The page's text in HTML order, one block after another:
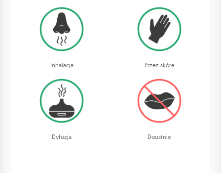
Inhalacja Przez skórę
Dyfuzja Doustnie